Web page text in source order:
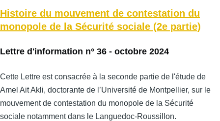
Histoire du mouvement de contestation du
monopole de la Sécurité sociale (2e partie)
Lettre d'information n° 36 - octobre 2024
Cette Lettre est consacrée à la seconde partie de l'étude de
Amel Ait Akli, doctorante de l’Université de Montpellier, sur le
mouvement de contestation du monopole de la Sécurité
sociale notamment dans le Languedoc-Roussillon.